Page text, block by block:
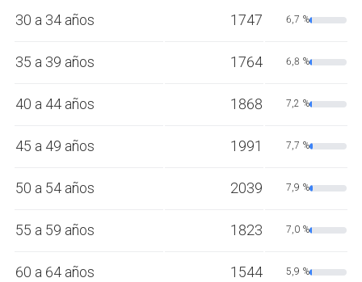
30 a 34 años 1747 6,7 %
35 a 39 años 1764 6,8 %
40 a 44 años 1868 7,2 %
45 a 49 años 1991 7,7 %
50 a 54 años 2039 7,9 %
55 a 59 años 1823 7,0 %
60 a 64 años 1544 5,9 %